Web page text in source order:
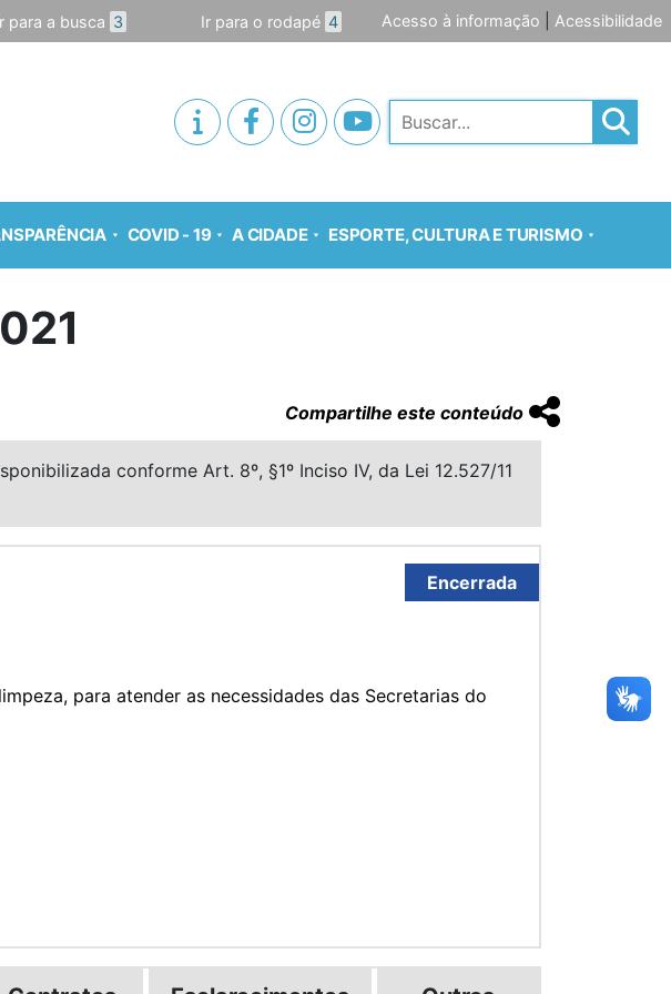
para a busca 3 Ir para o rodapé 4 Acesso à informação Acessibilidade
Pesquisar
COVID - 19 A CIDADE ESPORTE, CULTURA E TURISMO
Compartilhe este conteúdo
conforme Art. 8º, §1º Inciso IV, da Lei 12.527/11
Encerrada
para atender as necessidades das Secretarias do